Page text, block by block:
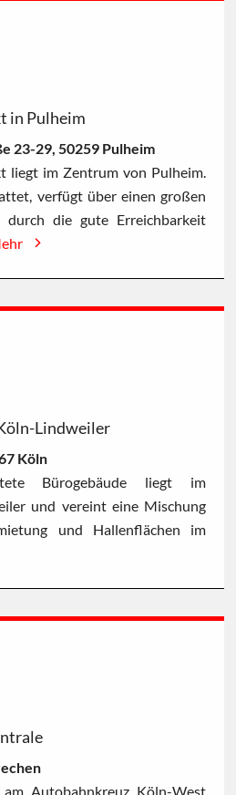
in Pulheim
23-29, 50259 Pulheim
liegt im Zentrum von Pulheim.
verfügt über einen großen
durch die gute Erreichbarkeit
Lindweiler
Köln
Bürogebäude liegt im
und vereint eine Mischung
und Hallenflächen im
Autobahnkreuz Köln-West